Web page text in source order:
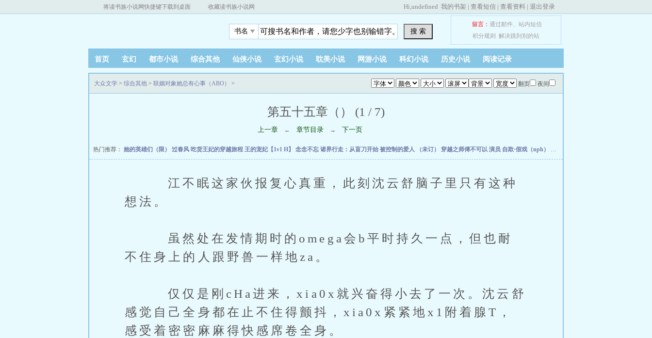
将读书族小说网快捷键下载到桌面 收藏读书族小说网 Hi,undefined 我的书架 | 查看短信 | 查看资料 | 退出登录
书名 搜 索
留言： 通过邮件、 站内短信
积分规则
解决跳到别的站
首页 玄幻 都市小说 综合其他 仙侠小说 玄幻小说 耽美小说 网游小说 科幻小说 历史小说 阅读记录
翻页 夜间
大众文学 > 综合其他 > 联姻对象她总有心事（ABO） >
第五十五章（） (1 / 7)
上一章 ← 章节目录 → 下一页
热门推荐： 她的英雄们（限） 过春风 吃货王妃的穿越旅程 王的宠妃【1v1 H】 念念不忘 诸界行走：从盲刀开始 被控制的爱人 （未订） 穿越之师傅不可以 演员 自欺·假戏（nph） 羊女孩和狼糙汉
江不眠这家伙报复心真重，此刻沈云舒脑子里只有这种
想法。
虽然处在发情期时的omega会b平时持久一点，但也耐
不住身上的人跟野兽一样地za。
仅仅是刚cHa进来，xia0x就兴奋得小去了一次。沈云舒
感觉自己全身都在止不住得颤抖，xia0x紧紧地x1附着腺T，
感受着密密麻麻得快感席卷全身。